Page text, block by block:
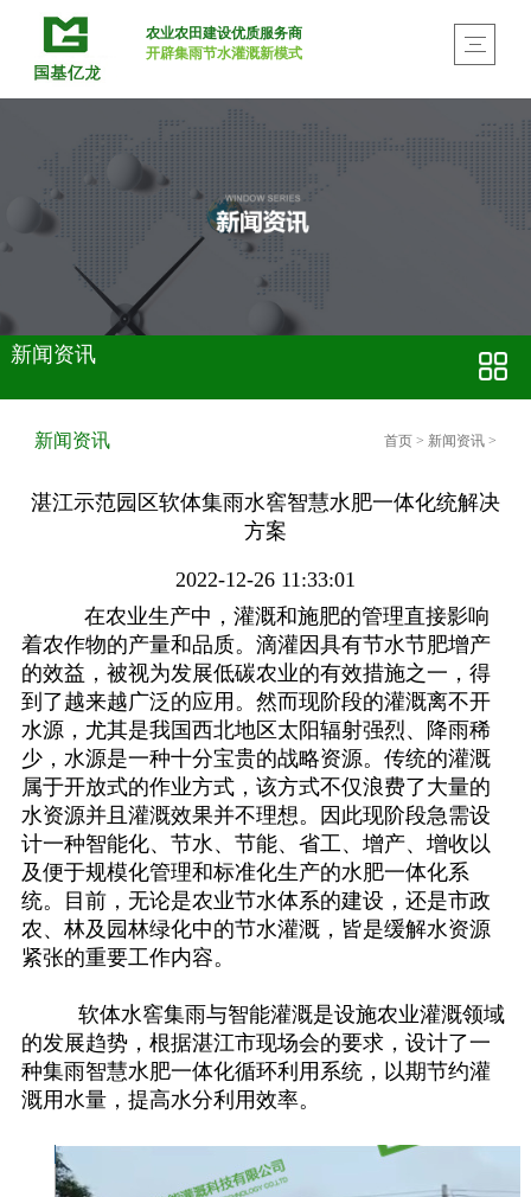
农业农田建设优质服务商
开辟集雨节水灌溉新模式
新闻资讯
新闻资讯 首页> 新闻资讯 >
湛江示范园区软体集雨水窖智慧水肥一体化统解决
方案
2022-12-26 11:33:01
在农业生产中，灌溉和施肥的管理直接影响
着农作物的产量和品质。滴灌因具有节水节肥增产
的效益，被视为发展低碳农业的有效措施之一，得
到了越来越广泛的应用。然而现阶段的灌溉离不开
水源，尤其是我国西北地区太阳辐射强烈、降雨稀
少，水源是一种十分宝贵的战略资源。传统的灌溉
属于开放式的作业方式，该方式不仅浪费了大量的
水资源并且灌溉效果并不理想。因此现阶段急需设
计一种智能化、节水、节能、省工、增产、增收以
及便于规模化管理和标准化生产的水肥一体化系
统。
目前，无论是农业节水体系的建设，还是市政
农、林及园林绿化中的节水灌溉，皆是缓解水资源
紧张的重要工作内容。
软体水窖集雨与智能灌溉是设施农业灌溉领域
的发展趋势，根据湛江市现场会的要求，设计了一
种集雨智慧水肥一体化循环利用系统，以期节约灌
溉用水量，提高水分利用效率。